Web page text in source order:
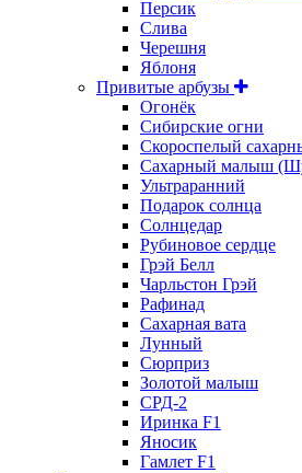
Персик
Слива
Черешня
Яблоня
Привитые арбузы
Огонёк
Сибирские огни
Скороспелый
Сахарный малыш
Ультраранний
Подарок солнца
Солнцедар
Рубиновое сердце
Грэй Белл
Чарльстон Грэй
Рафинад
Сахарная вата
Лунный
Сюрприз
Золотой малыш
СРД-2
Иринка F1
Яносик
Гамлет F1